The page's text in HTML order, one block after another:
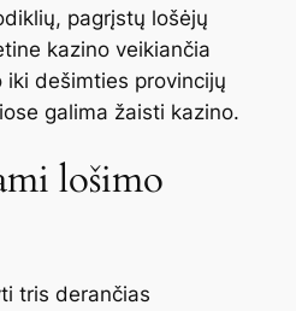
pagrįstų lošėjų
kazino veikiančia
iki dešimties provincijų
galima žaisti kazino.
lošimo
tris derančias